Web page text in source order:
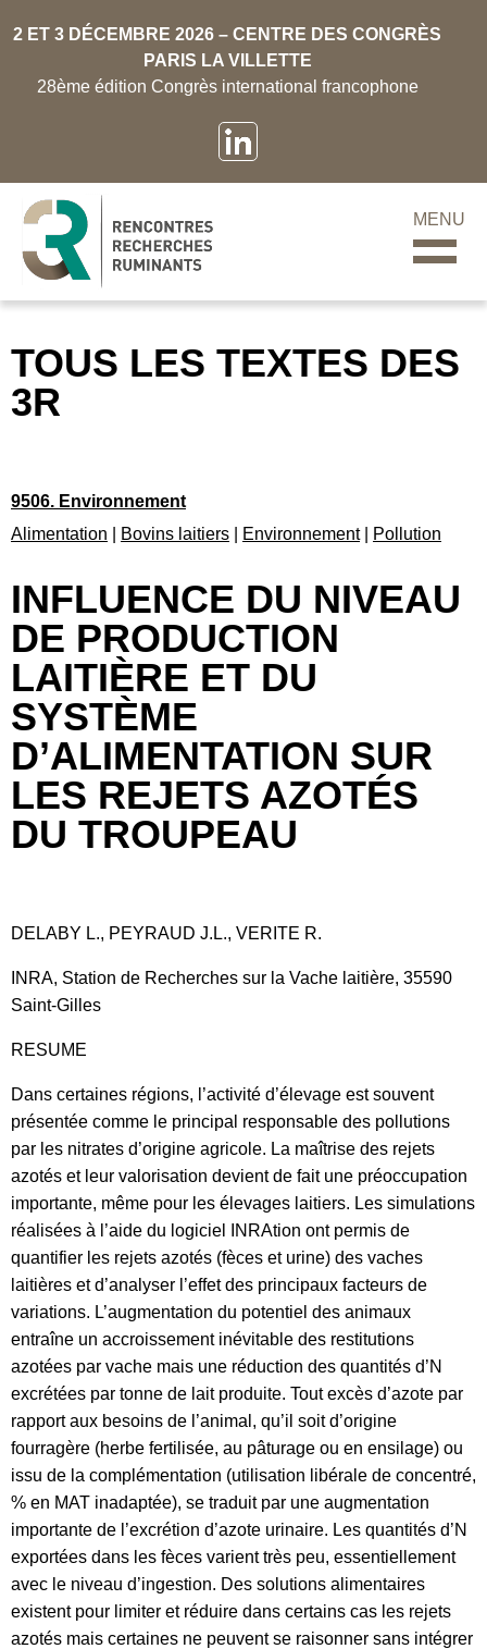
2 ET 3 DÉCEMBRE 2026 – CENTRE DES CONGRÈS
PARIS LA VILLETTE
28ème édition Congrès international francophone
MENU
TOUS LES TEXTES DES
3R
9506. Environnement
Alimentation
Bovins laitiers Environnement| Pollution
INFLUENCE DU NIVEAU
DE PRODUCTION
LAITIÈRE ET DU
SYSTÈME
D’ALIMENTATION SUR
LES REJETS AZOTÉS
DU TROUPEAU
DELABY L., PEYRAUD J.L., VERITE R.
INRA, Station de Recherches sur la Vache laitière, 35590
Saint-Gilles
RESUME
Dans certaines régions, l’activité d’élevage est souvent
présentée comme le principal responsable des pollutions
par les nitrates d’origine agricole. La maîtrise des rejets
azotés et leur valorisation devient de fait une préoccupation
importante, même pour les élevages laitiers. Les simulations
réalisées à l’aide du logiciel INRAtion ont permis de
quantifier les rejets azotés (fèces et urine) des vaches
laitières et d’analyser l’effet des principaux facteurs de
variations. L’augmentation du potentiel des animaux
entraîne un accroissement inévitable des restitutions
azotées par vache mais une réduction des quantités d’N
excrétées par tonne de lait produite. Tout excès d’azote par
rapport aux besoins de l’animal, qu’il soit d’origine
fourragère (herbe fertilisée, au pâturage ou en ensilage) ou
issu de la complémentation (utilisation libérale de concentré,
% en MAT inadaptée), se traduit par une augmentation
importante de l’excrétion d’azote urinaire. Les quantités d’N
exportées dans les fèces varient très peu, essentiellement
avec le niveau d’ingestion. Des solutions alimentaires
existent pour limiter et réduire dans certains cas les rejets
azotés mais certaines ne peuvent se raisonner sans intégrer